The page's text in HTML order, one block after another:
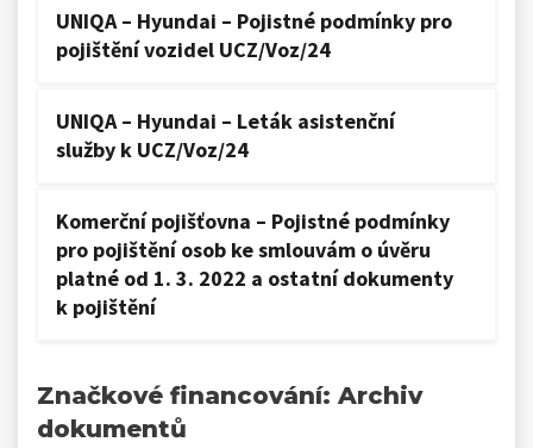
UNIQA – Hyundai – Pojistné podmínky pro
pojištění vozidel UCZ/Voz/24
UNIQA – Hyundai – Leták asistenční
služby k UCZ/Voz/24
Komerční pojišťovna – Pojistné podmínky
pro pojištění osob ke smlouvám o úvěru
platné od 1. 3. 2022 a ostatní dokumenty
k pojištění
Značkové financování: Archiv
dokumentů